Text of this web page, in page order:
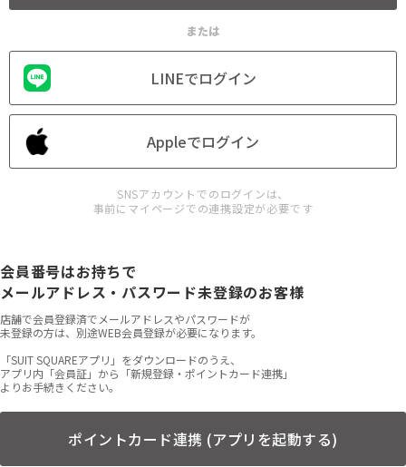
または
LINEでログイン
Appleでログイン
SNSアカウントでのログインは、
事前にマイページでの連携設定が必要です
会員番号はお持ちで
メールアドレス・パスワード未登録のお客様
店舗で会員登録済でメールアドレスやパスワードが
未登録の方は、別途WEB会員登録が必要になります。
「SUIT SQUAREアプリ」をダウンロードのうえ、
アプリ内「会員証」から「新規登録・ポイントカード連携」
よりお手続きください。
ポイントカード連携 (アプリを起動する)